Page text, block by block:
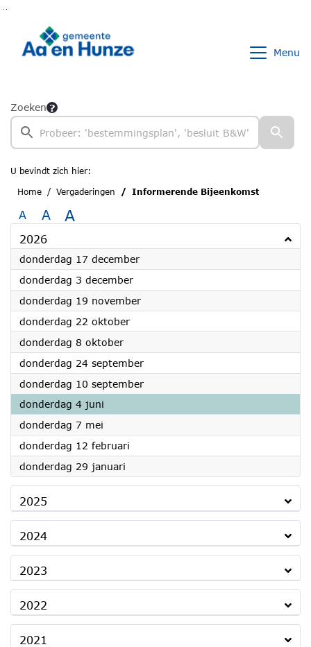
Menu
Zoeken
U bevindt zich hier:
Home
Vergaderingen Informerende Bijeenkomst
A A A
2026
donderdag 17 december2026
donderdag 3 december2026
donderdag 19 november2026
donderdag 22 oktober2026
donderdag 8 oktober2026
donderdag 24 september2026
donderdag 10 september2026
donderdag 4 juni
donderdag 7 mei
donderdag 12 februari
donderdag 29 januari
2025
2024
2023
2022
2021